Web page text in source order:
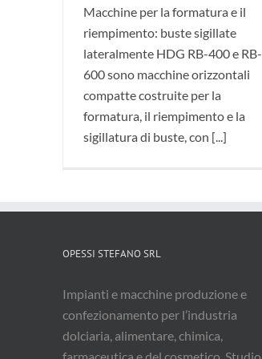
Macchine per la formatura e il
riempimento: buste sigillate
lateralmente HDG RB-400 e RB-
600 sono macchine orizzontali
compatte costruite per la
formatura, il riempimento e la
sigillatura di buste, con [...]
OPESSI STEFANO SRL
Impianti e macchine produzione e
confezionamento per l’industria
dolciaria, alimentare, chimica,
farmaceutica e del cosmetico. Studio,